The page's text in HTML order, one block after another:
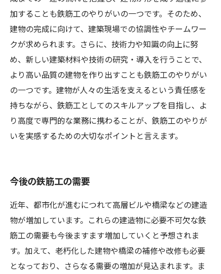
加することも鉄筋工のやりがいの一つです。そのため、
建物の完成に向けて、建築現場での協調性やチームワー
クが求められます。さらに、技術力や知識の向上に努
め、新しい建築材料や技術の研究・導入を行うことで、
より高い品質の建物を作り出すことも鉄筋工のやりがい
の一つです。建物が人々の生活を支えるという責任感を
持ちながら、鉄筋工としてのスキルアップを目指し、よ
り高度で専門的な業務に携わることが、鉄筋工のやりが
いを実感するための大切なポイントと言えます。
今後の鉄筋工の需要
近年、都市化が進むにつれて高層ビルや橋梁などの建造
物が増加しています。これらの建造物に必要不可欠な鉄
筋工の需要も今後ますます増加していくと予想されま
す。加えて、老朽化した建物や橋梁の補修や改修も必要
となっており、さらなる需要の増加が見込まれます。ま